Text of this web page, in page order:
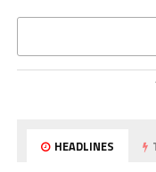
HEADLINES